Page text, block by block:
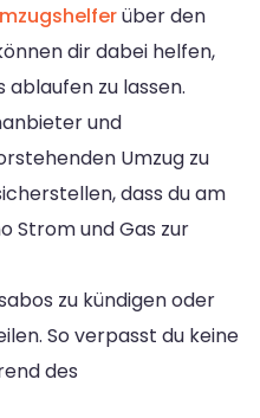
über den
dir dabei helfen,
zu lassen.
und
Umzug zu
dass du am
Strom und Gas zur
zu kündigen oder
So verpasst du keine
des